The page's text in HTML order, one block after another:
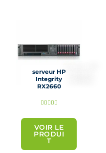
serveur HP
Integrity
RX2660
N
é
VOIR LE
PRODUI
T